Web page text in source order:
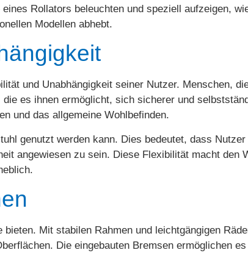
Rollators beleuchten und speziell aufzeigen,
Modellen abhebt.
und Unabhängigkeit seiner Nutzer. Menschen,
es ihnen ermöglicht, sich sicherer und
und das allgemeine Wohlbefinden.
genutzt werden kann. Dies bedeutet, dass
angewiesen zu sein. Diese Flexibilität macht den
Mit stabilen Rahmen und leichtgängigen
Die eingebauten Bremsen ermöglichen